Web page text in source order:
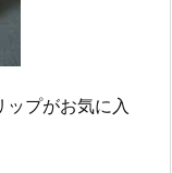
ップがお気に入